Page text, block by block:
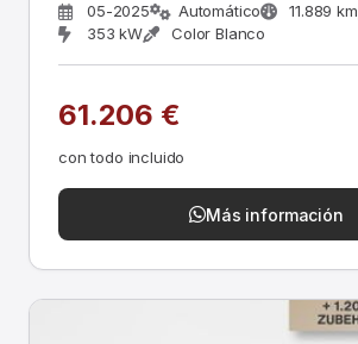
05-2025 Automático 11.889 km
353 kW
Color Blanco
61.206 €
con todo incluido
Más información